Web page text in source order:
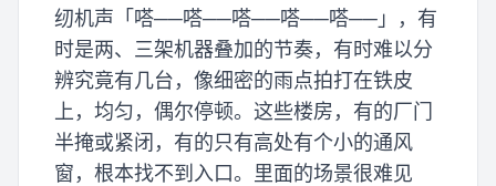
纫机声「嗒──嗒──嗒──嗒──嗒──」，有
时是两、三架机器叠加的节奏，有时难以分
辨究竟有几台，像细密的雨点拍打在铁皮
上，均匀，偶尔停顿。这些楼房，有的厂门
半掩或紧闭，有的只有高处有个小的通风
窗，根本找不到入口。里面的场景很难见